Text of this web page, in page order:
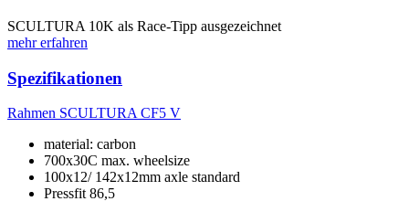
SCULTURA 10K als Race-Tipp ausgezeichnet
mehr erfahren
Spezifikationen
Rahmen SCULTURA CF5 V
material: carbon
700x30C max. wheelsize
100x12/ 142x12mm axle standard
Pressfit 86,5